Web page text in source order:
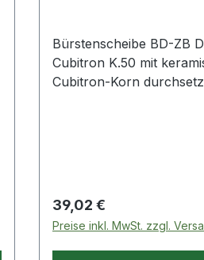
Bürstenscheibe BD-ZB
Cubitron K.50 mit
Cubitron-Korn
Weitere technische
Farbe: grün · Körnung:
Drehzahl: 12000min-¹
Regulärer Preis:
39,02 €
Preise inkl. MwSt. zzgl.